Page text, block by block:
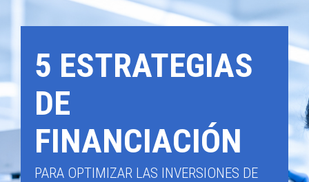
5 ESTRATEGIAS
DE
FINANCIACIÓN
PARA OPTIMIZAR LAS INVERSIONES DE